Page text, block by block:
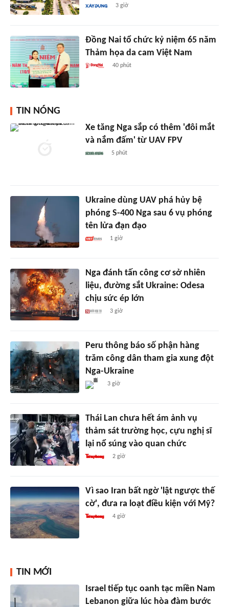
3 giờ
Đồng Nai tổ chức kỷ niệm 65 năm
Thảm họa da cam Việt Nam
40 phút
TIN NÓNG
Xe tăng Nga sắp có thêm 'đôi mắt
và nắm đấm' từ UAV FPV
5 phút
Ukraine dùng UAV phá hủy bệ
phóng S-400 Nga sau 6 vụ phóng
tên lửa đạn đạo
1 giờ
Nga đánh tấn công cơ sở nhiên
liệu, đường sắt Ukraine: Odesa
chịu sức ép lớn
3 giờ
Peru thông báo số phận hàng
trăm công dân tham gia xung đột
Nga-Ukraine
3 giờ
Thái Lan chưa hết ám ảnh vụ
thảm sát trường học, cựu nghị sĩ
lại nổ súng vào quan chức
2 giờ
Vì sao Iran bất ngờ 'lật ngược thế
cờ', đưa ra loạt điều kiện với Mỹ?
4 giờ
TIN MỚI
Israel tiếp tục oanh tạc miền Nam
Lebanon giữa lúc hòa đàm bước